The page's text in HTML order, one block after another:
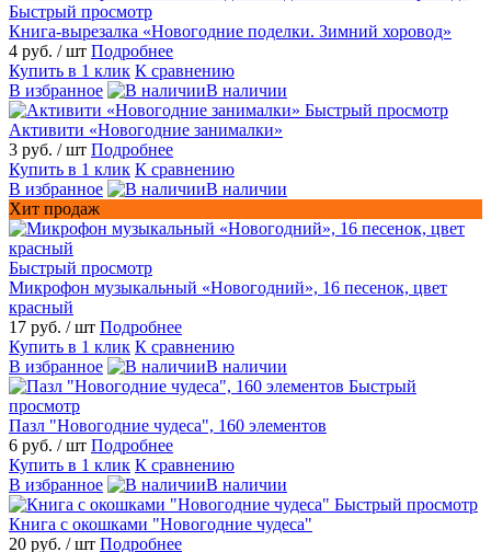
Быстрый просмотр
Книга-вырезалка «Новогодние поделки. Зимний хоровод»
4 руб. / шт Подробнее
Купить в 1 клик К сравнению
В избранное
В наличии
Быстрый просмотр
Активити «Новогодние занималки»
3 руб. / шт Подробнее
Купить в 1 клик К сравнению
В избранное
В наличии
Хит продаж
Быстрый просмотр
Микрофон музыкальный «Новогодний», 16 песенок, цвет
красный
17 руб. / шт Подробнее
Купить в 1 клик К сравнению
В избранное
В наличии
Быстрый
просмотр
Пазл "Новогодние чудеса", 160 элементов
6 руб. / шт Подробнее
Купить в 1 клик К сравнению
В избранное
В наличии
Быстрый просмотр
Книга с окошками "Новогодние чудеса"
20 руб. / шт Подробнее